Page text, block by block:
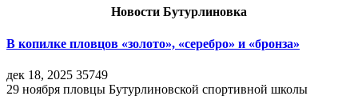
Новости Бутурлиновка
В копилке пловцов «золото», «серебро» и «бронза»
дек 18, 2025 35749
29 ноября пловцы Бутурлиновской спортивной школы